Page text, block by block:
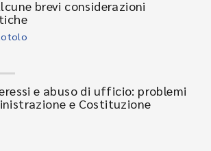
brevi considerazioni
e abuso di ufficio: problemi
e Costituzione